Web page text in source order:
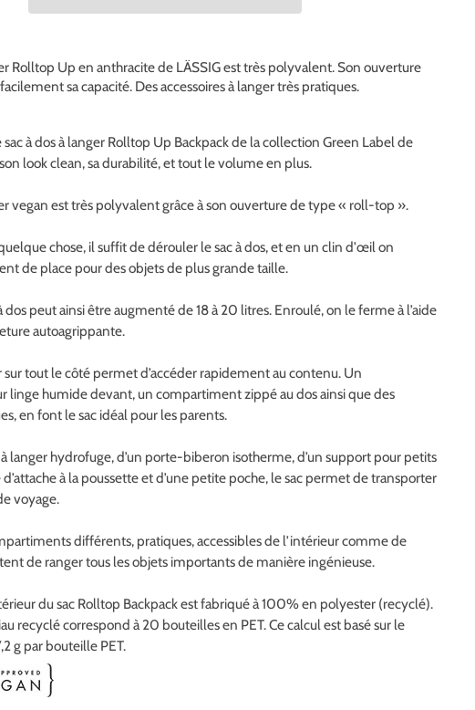
Rolltop Up en anthracite de LÄSSIG est très polyvalent. Son ouverture
sa capacité. Des accessoires à langer très pratiques.
à dos à langer Rolltop Up Backpack de la collection Green Label de
look clean, sa durabilité, et tout le volume en plus.
vegan est très polyvalent grâce à son ouverture de type « roll-top ».
chose, il suffit de dérouler le sac à dos, et en un clin d'œil on
de place pour des objets de plus grande taille.
dos peut ainsi être augmenté de 18 à 20 litres. Enroulé, on le ferme à l’aide
autoagrippante.
tout le côté permet d’accéder rapidement au contenu. Un
linge humide devant, un compartiment zippé au dos ainsi que des
en font le sac idéal pour les parents.
langer hydrofuge, d’un porte-biberon isotherme, d’un support pour petits
d’attache à la poussette et d’une petite poche, le sac permet de transporter
voyage.
différents, pratiques, accessibles de l’intérieur comme de
de ranger tous les objets importants de manière ingénieuse.
du sac Rolltop Backpack est fabriqué à 100% en polyester (recyclé).
recyclé correspond à 20 bouteilles en PET. Ce calcul est basé sur le
g par bouteille PET.